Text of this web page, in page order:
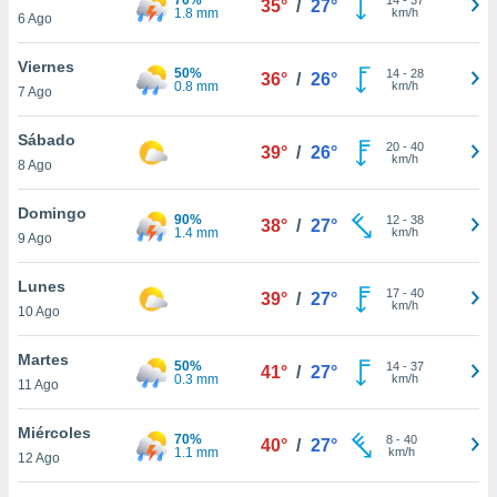
más
nuestra
y
de
cookies
aceptar
6 Ago
1.8 mm
35° / 27°
km/h
Viernes
7 Ago
50%
0.8 mm
36° / 26° 14- 28
km/h
Sábado
8 Ago
39° / 26° 20- 40
km/h
Domingo
9 Ago
90%
1.4 mm
38° / 27° 12- 38
km/h
Lunes
10 Ago
39° / 27° 17- 40
km/h
Martes
11 Ago
50%
0.3 mm
41° / 27° 14- 37
km/h
Miércoles
12 Ago
70%
1.1 mm
40° / 27° 8- 40
km/h